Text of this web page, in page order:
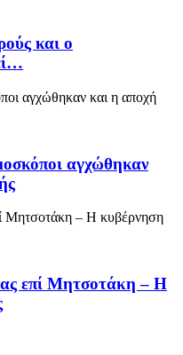
και ο
αγχώθηκαν
επί Μητσοτάκη – Η